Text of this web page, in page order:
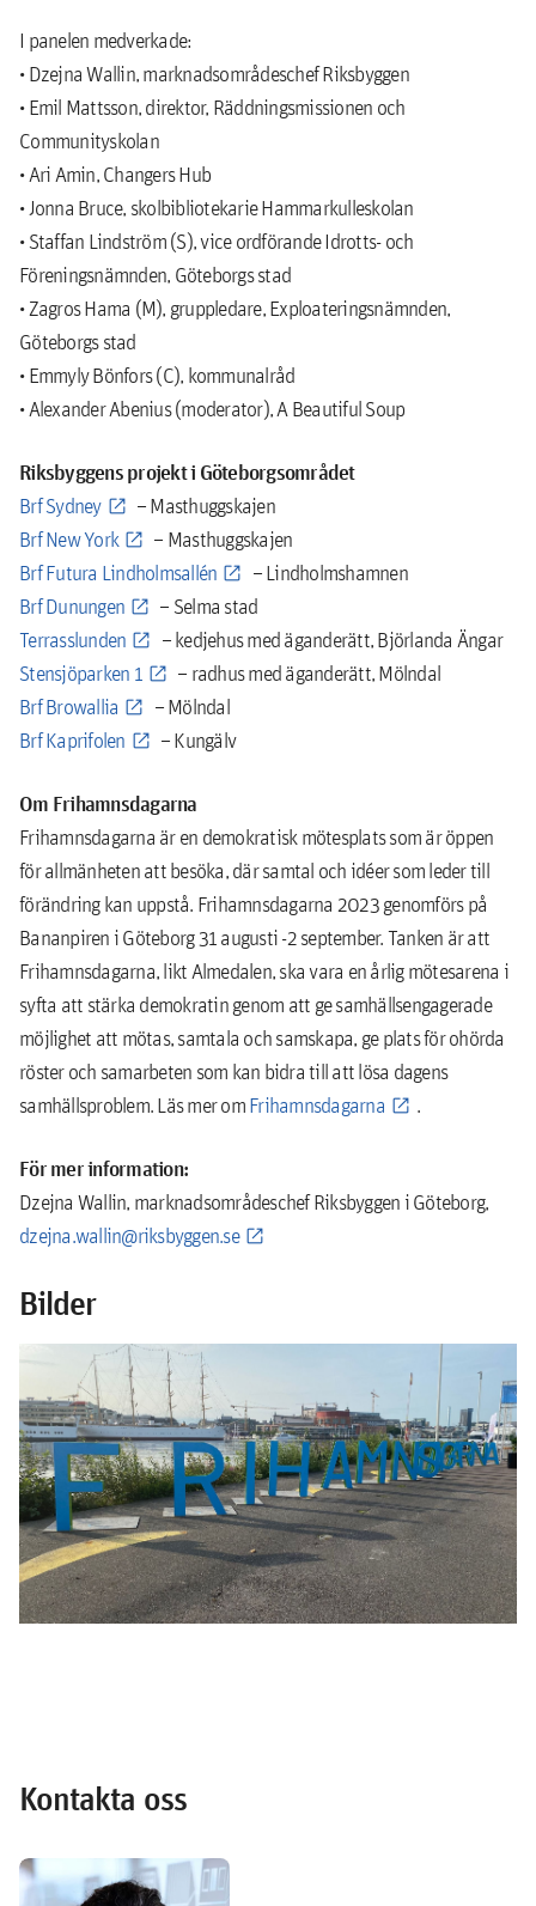
I panelen medverkade:
• Dzejna Wallin, marknadsområdeschef Riksbyggen
• Emil Mattsson, direktor, Räddningsmissionen och
Communityskolan
• Ari Amin, Changers Hub
• Jonna Bruce, skolbibliotekarie Hammarkulleskolan
• Staffan Lindström (S), vice ordförande Idrotts- och
Föreningsnämnden, Göteborgs stad
• Zagros Hama (M), gruppledare, Exploateringsnämnden,
Göteborgs stad
• Emmyly Bönfors (C), kommunalråd
• Alexander Abenius (moderator), A Beautiful Soup
Riksbyggens projekt i Göteborgsområdet
Brf Sydney
– Masthuggskajen
Brf New York
– Masthuggskajen
Brf Futura Lindholmsallén
– Lindholmshamnen
Brf Dunungen
– Selma stad
Terrasslunden
– kedjehus med äganderätt, Björlanda Ängar
Stensjöparken 1
– radhus med äganderätt, Mölndal
Brf Browallia
– Mölndal
Brf Kaprifolen
– Kungälv
Om Frihamnsdagarna
Frihamnsdagarna är en demokratisk mötesplats som är öppen
för allmänheten att besöka, där samtal och idéer som leder till
förändring kan uppstå. Frihamnsdagarna 2023 genomförs på
Bananpiren i Göteborg 31 augusti -2 september. Tanken är att
Frihamnsdagarna, likt Almedalen, ska vara en årlig mötesarena i
syfta att stärka demokratin genom att ge samhällsengagerade
möjlighet att mötas, samtala och samskapa, ge plats för ohörda
röster och samarbeten som kan bidra till att lösa dagens
samhällsproblem. Läs mer omFrihamnsdagarna .
För mer information:
Dzejna Wallin, marknadsområdeschef Riksbyggen i Göteborg,
dzejna.wallin@riksbyggen.se
Bilder
Kontakta oss